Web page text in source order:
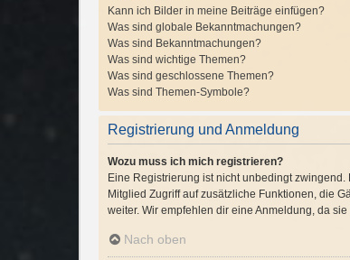
Kann ich Bilder in meine Beiträge einfügen?
Was sind globale Bekanntmachungen?
Was sind Bekanntmachungen?
Was sind wichtige Themen?
Was sind geschlossene Themen?
Was sind Themen-Symbole?
Registrierung und Anmeldung
Wozu muss ich mich registrieren?
Eine Registrierung ist nicht unbedingt
Mitglied Zugriff auf zusätzliche Funktionen, die
weiter. Wir empfehlen dir eine Anmeldung, da
Nach oben